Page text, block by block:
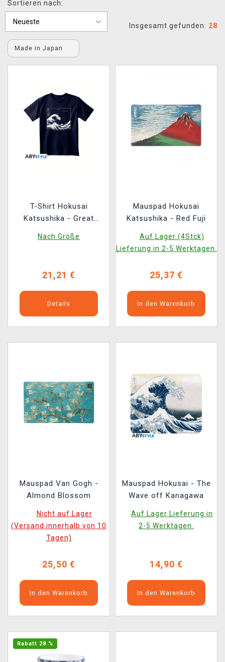
XZONE CLUB
Sortieren nach:
Insgesamt gefunden: 28
Made in Japan
T-Shirt Hokusai
Katsushika - Great
Nach Größe
21,21 €
Details
Mauspad Hokusai
Katsushika - Red Fuji
Auf Lager (4Stck)
Lieferung in 2-5 Werktagen.
25,37 €
In den Warenkorb
Mauspad Van Gogh -
Almond Blossom
Nicht auf Lager
(Versand innerhalb von 10
Tagen)
25,50 €
In den Warenkorb
Mauspad Hokusai - The
Wave off Kanagawa
Auf Lager Lieferung in
2-5 Werktagen.
14,90 €
In den Warenkorb
Rabatt 28 %